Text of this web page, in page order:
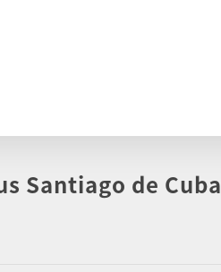
Santiago de Cuba